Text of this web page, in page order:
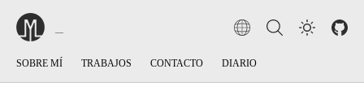
SOBRE MÍ TRABAJOS CONTACTO DIARIO